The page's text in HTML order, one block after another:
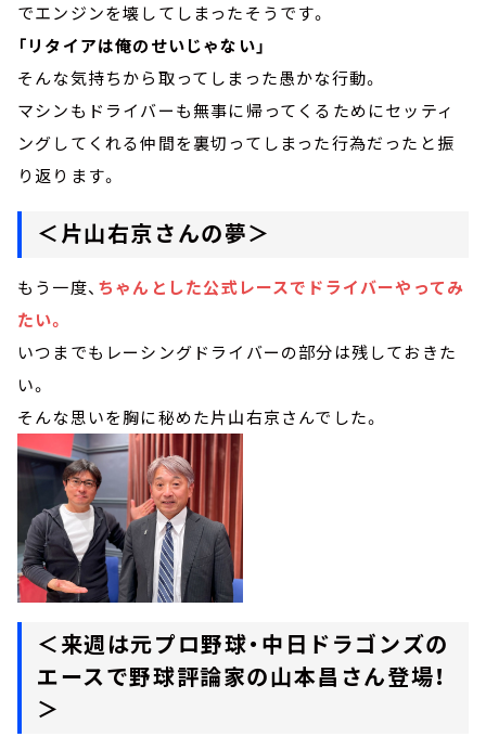
でエンジンを壊してしまったそうです。
「リタイアは俺のせいじゃない」
そんな気持ちから取ってしまった愚かな行動。
マシンもドライバーも無事に帰ってくるためにセッティ
ングしてくれる仲間を裏切ってしまった行為だったと振
り返ります。
＜片山右京さんの夢＞
もう一度、 ちゃんとした公式レースでドライバーやってみ
たい。
いつまでもレーシングドライバーの部分は残しておきた
い。
そんな思いを胸に秘めた片山右京さんでした。
＜来週は元プロ野球・中日ドラゴンズの
エースで野球評論家の山本昌さん登場！
＞